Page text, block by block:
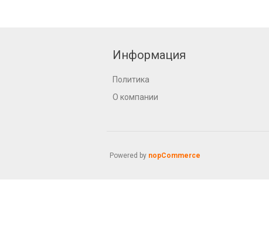
Информация
Политика
О компании
Powered by nopCommerce